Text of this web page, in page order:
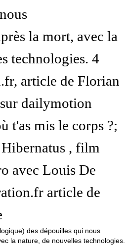
la mort, avec la
technologies. 4
article de Florian
dailymotion
t'as mis le corps ?;
, film
avec Louis De
article de